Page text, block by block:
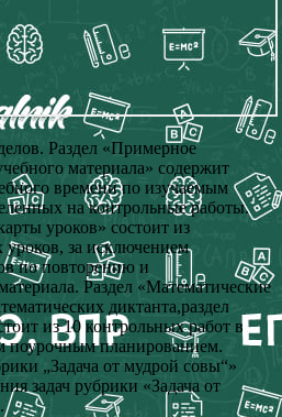
Раздел «Примерное
материала» содержит
времени по изучаемым
на контрольные работы.
уроков» состоит из
уроков, за исключением
по повторению и
Раздел «Математические
диктанта,раздел
из 10 контрольных работ в
поурочным планированием.
„Задача от мудрой совы“»
задач рубрики «Задача от